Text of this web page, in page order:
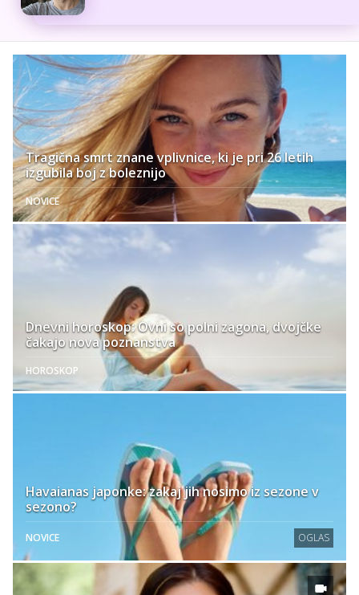
Tragična smrt znane vplivnice, ki je pri 26 letih
izgubila boj z boleznijo
NOVICE
Dnevni horoskop: Ovni so polni zagona, dvojčke
čakajo nova poznanstva
HOROSKOP
Havaianas japonke: zakaj jih nosimo iz sezone v
sezono?
NOVICE OGLAS